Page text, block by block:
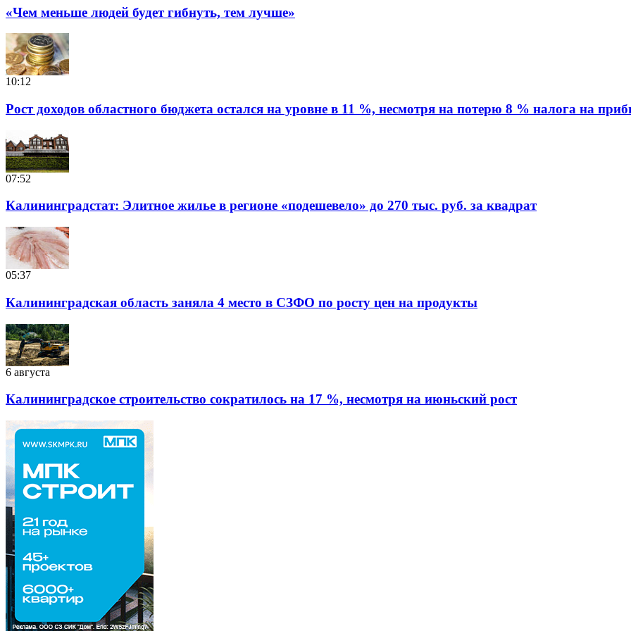
«Чем меньше людей будет гибнуть, тем лучше»
10:12
Рост доходов областного бюджета остался на уровне в 11 %, несмотря на потерю 8 % налога на
07:52
Калининградстат: Элитное жилье в регионе «подешевело» до 270 тыс. руб. за квадрат
05:37
Калининградская область заняла 4 место в СЗФО по росту цен на продукты
6 августа
Калининградское строительство сократилось на 17 %, несмотря на июньский рост